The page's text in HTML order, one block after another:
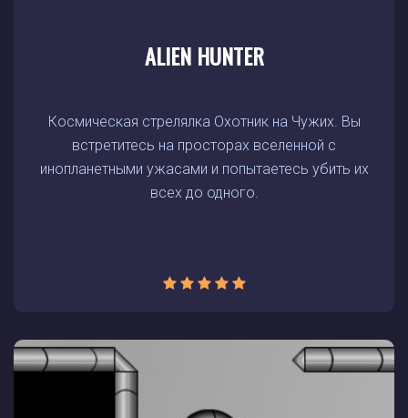
ALIEN HUNTER
Космическая стрелялка Охотник на Чужих. Вы
встретитесь на просторах вселенной с
инопланетными ужасами и попытаетесь убить их
всех до одного.